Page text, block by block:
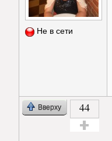
Не в сети
Вверху 44